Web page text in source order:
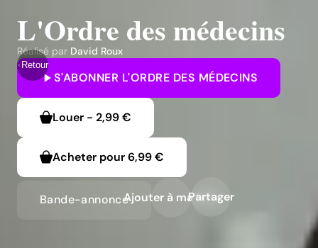
Retour
L'Ordre des médecins
Réalisé par David Roux
S'ABONNER L'ORDRE DES MÉDECINS
Louer - 2,99 €
Acheter pour6,99 €
Bande-annonceAjouter à ma liste
Partager